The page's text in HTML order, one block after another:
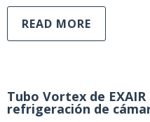
READ MORE
Tubo Vortex de
refrigeración de